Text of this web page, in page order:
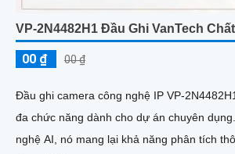
VP-2N4482H1 Đầu Ghi VanTech
00 ₫ 00 ₫
Đầu ghi camera công nghệ IP VP-
đa chức năng dành cho dự án chuyên dụng. Với tích hợp công
nghệ AI, nó mang lại khả năng phân tích